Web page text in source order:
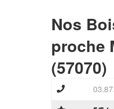
Nos
proche
(57070)